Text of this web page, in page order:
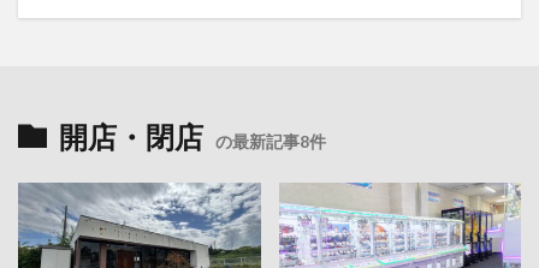
開店・閉店 の最新記事8件